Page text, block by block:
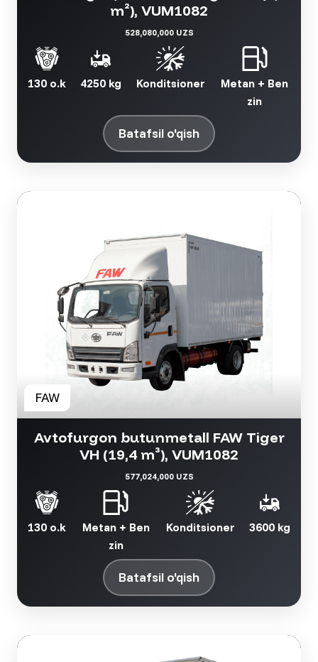
m²), VUM1082
528,080,000 UZS
130 o.k 4250 kg Konditsioner
Metan + Ben
zin
Batafsil o'qish
Avtofurgon butunmetall FAW Tiger
VH (19,4 m³), VUM1082
577,024,000 UZS
130 o.k
Metan + Ben
zin
Konditsioner 3600 kg
Batafsil o'qish